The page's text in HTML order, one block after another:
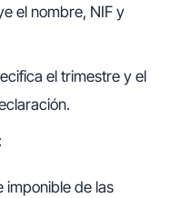
el nombre, NIF y
el trimestre y el
:
imponible de las